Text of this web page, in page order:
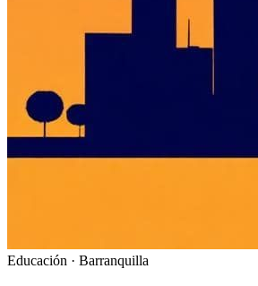
Educación · Barranquilla